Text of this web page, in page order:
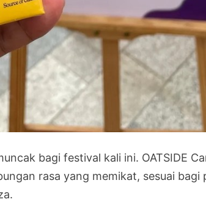
bagi festival kali ini. OATSIDE
rasa yang memikat, sesuai bagi